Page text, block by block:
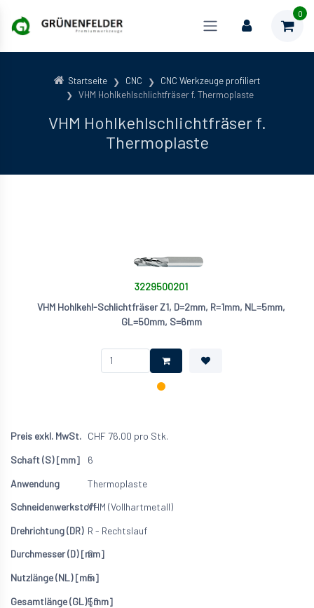
0
Startseite CNC
CNC Werkzeuge profiliert
VHM Hohlkehlschlichtfräser f. Thermoplaste
VHM Hohlkehlschlichtfräser f.
Thermoplaste
3229500201
VHM Hohlkehl-Schlichtfräser Z1, D=2mm, R=1mm, NL=5mm,
GL=50mm, S=6mm
CHF 76.00 pro Stk.
6
Thermoplaste
VHM (Vollhartmetall)
R - Rechtslauf
2
5
50